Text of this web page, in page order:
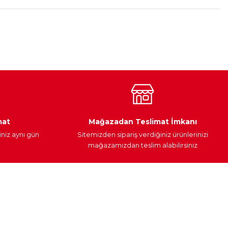
Yedek Parça
aynı gün
Mağazadan Teslimat İmkanı
Sitemizden sipariş verdiğiniz ürünlerinizi
mağazamızdan teslim alabilirsiniz